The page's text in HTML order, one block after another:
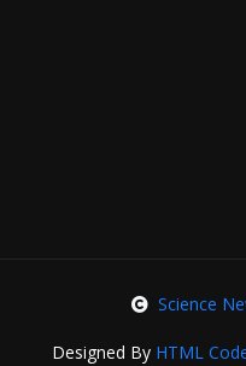
Science
Designed By HTML